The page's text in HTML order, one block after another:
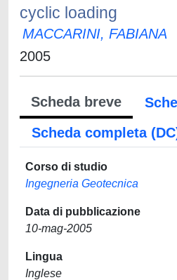
cyclic loading
MACCARINI, FABIANA
2005
Scheda breve
Scheda completa
Corso di studio
Ingegneria Geotecnica
Data di pubblicazione
10-mag-2005
Lingua
Inglese